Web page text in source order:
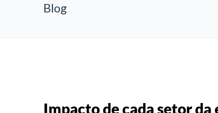
Blog
Impacto de cada setor